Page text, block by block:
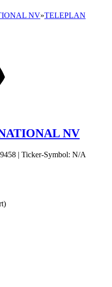
NV»TELEPLAN
NV
| Ticker-Symbol: N/A